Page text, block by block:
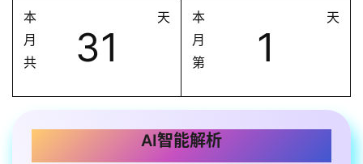
本
月
共
31
天
本
月
第
1
天
AI智能解析